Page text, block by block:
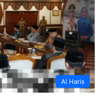
Al Haris